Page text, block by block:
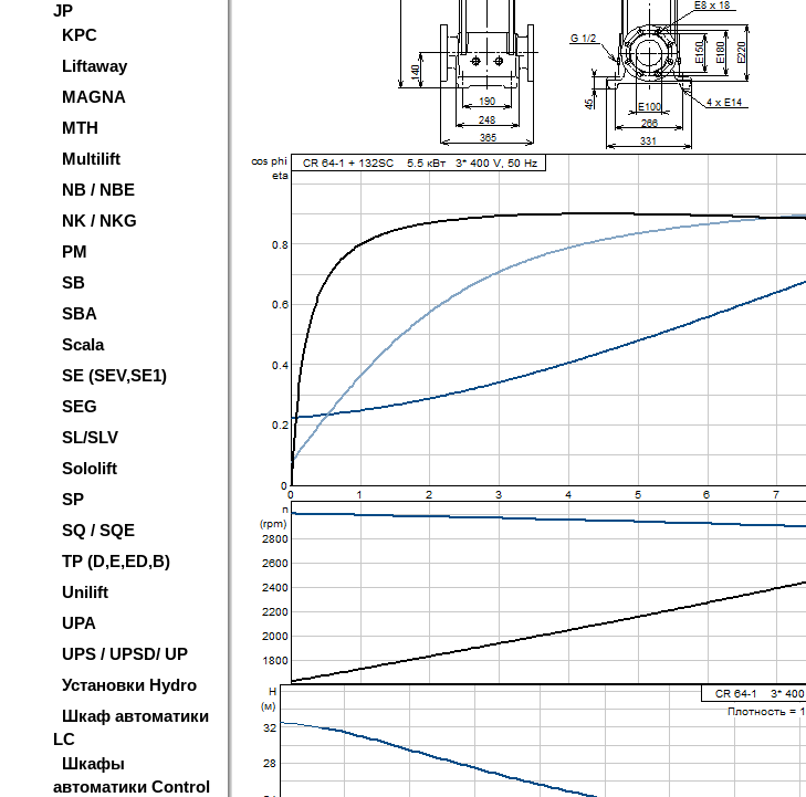
JP
KPC
Liftaway
MAGNA
MTH
Multilift
NB / NBE
NK / NKG
PM
SB
SBA
Scala
SE (SEV,SE1)
SEG
SL/SLV
Sololift
SP
SQ / SQE
TP (D,E,ED,B)
Unilift
UPA
UPS / UPSD/ UP
Установки Hydro
Шкаф автоматики
LC
Шкафы
автоматики Control